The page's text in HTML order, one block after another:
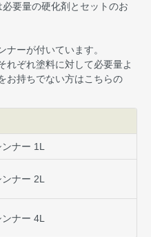
要量の硬化剤とセットのお
ーが付いています。
れぞれ塗料に対して必要量よ
お持ちでない方はこちらの
ンナー 1L
ンナー 2L
ンナー 4L